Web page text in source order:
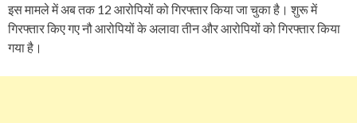
इस मामले में अब तक 12 आरोपियों को गिरफ्तार किया जा चुका है। शुरू में
गिरफ्तार किए गए नौ आरोपियों के अलावा तीन और आरोपियों को गिरफ्तार किया
गया है।